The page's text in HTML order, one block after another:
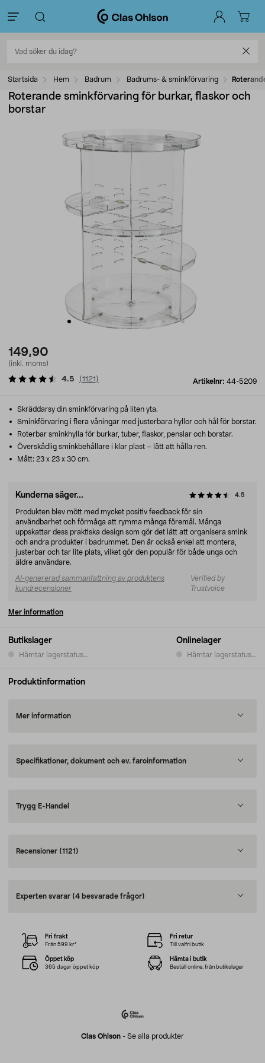
Startsida Hem Badrum Badrums- & sminkförvaring
Roterande sminkförvaring för burkar, flaskor och
borstar
149,90
(inkl. moms)
Artikelnr: 44-5209
4.5 (1121 )
Butikslager
Hämtar lagerstatus...
Onlinelager
Hämtar lagerstatus...
Skräddarsy din sminkförvaring på liten yta.
Sminkförvaring i flera våningar med justerbara hyllor och hål för borstar.
Roterbar sminkhylla för burkar, tuber, flaskor, penslar och borstar.
Överskådlig sminkbehållare i klar plast – lätt att hålla ren.
Mått: 23 x 23 x 30 cm.
Kunderna säger... 4.5
Produkten blev mött med mycket positiv feedback för sin
användbarhet och förmåga att rymma många föremål. Många
uppskattar dess praktiska design som gör det lätt att organisera smink
och andra produkter i badrummet. Den är också enkel att montera,
justerbar och tar lite plats, vilket gör den populär för både unga och
äldre användare.
AI-genererad sammanfattning av produktens
kundrecensioner
Verified by
Trustvoice
Mer information
Produktinformation
Mer information
Specifikationer, dokument och ev. faroinformation
Trygg E-Handel
Recensioner (1121)
Experten svarar (4 besvarade frågor)
Clas Ohlson - Se alla produkter
Fri frakt
Från 599 kr*
Fri retur
Till valfri butik
Öppet köp
365 dagar öppet köp
Hämta i butik
Beställ online, från butikslager